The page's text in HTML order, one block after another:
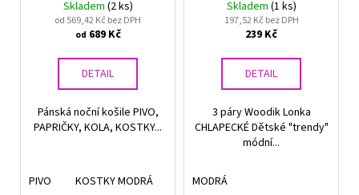
Skladem (2 ks)
od 569,42 Kč bez DPH
od 689 Kč
DETAIL
Pánská noční košile PIVO,
PAPRIČKY, KOLA, KOSTKY...
PIVO KOSTKY MODRÁ PAPRIČKY
3páry
Skladem (1 ks)
197,52 Kč bez DPH
239 Kč
DETAIL
3 páry Woodik Lonka
CHLAPECKÉ Dětské "trendy"
módní...
MODRÁ
HLEDAT